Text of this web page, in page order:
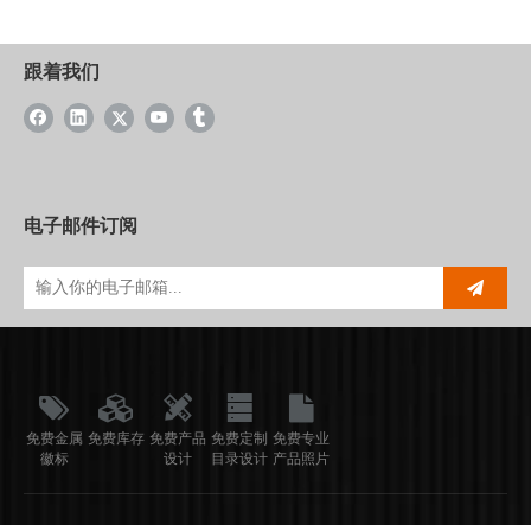
跟着我们
电子邮件订阅
免费金属
徽标
免费库存 免费产品
设计
免费定制
目录设计
免费专业
产品照片